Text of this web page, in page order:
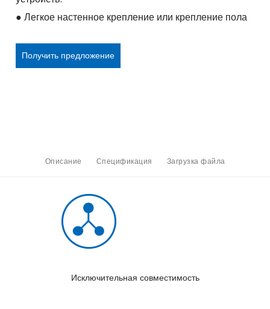
● Легкое настенное крепление или крепление пола
Получить предложение
Описание Спецификация Загрузка файла
Исключительная совместимость